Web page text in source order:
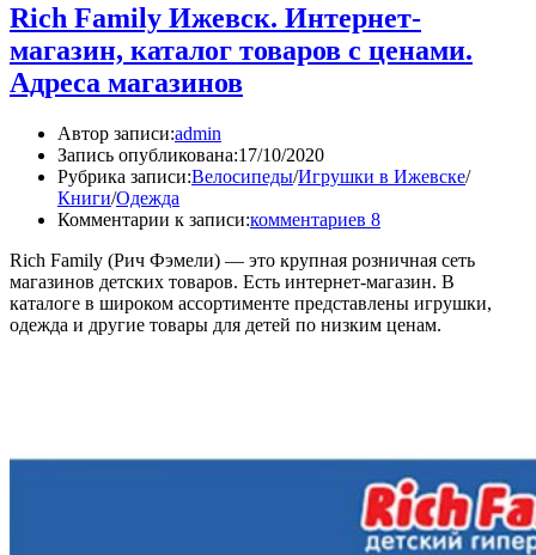
Rich Family Ижевск. Интернет-
магазин, каталог товаров с ценами.
Адреса магазинов
Автор записи:admin
Запись опубликована:17/10/2020
Рубрика записи:Велосипеды/Игрушки в Ижевске/
Книги/Одежда
Комментарии к записи:комментариев 8
Rich Family (Рич Фэмели) — это крупная розничная сеть
магазинов детских товаров. Есть интернет-магазин. В
каталоге в широком ассортименте представлены игрушки,
одежда и другие товары для детей по низким ценам.